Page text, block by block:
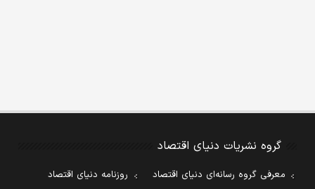
گروه نشریات دنیای اقتصاد
معرفی گروه رسانه‌ای دنیای اقتصاد
روزنامه دنیای اقتصاد